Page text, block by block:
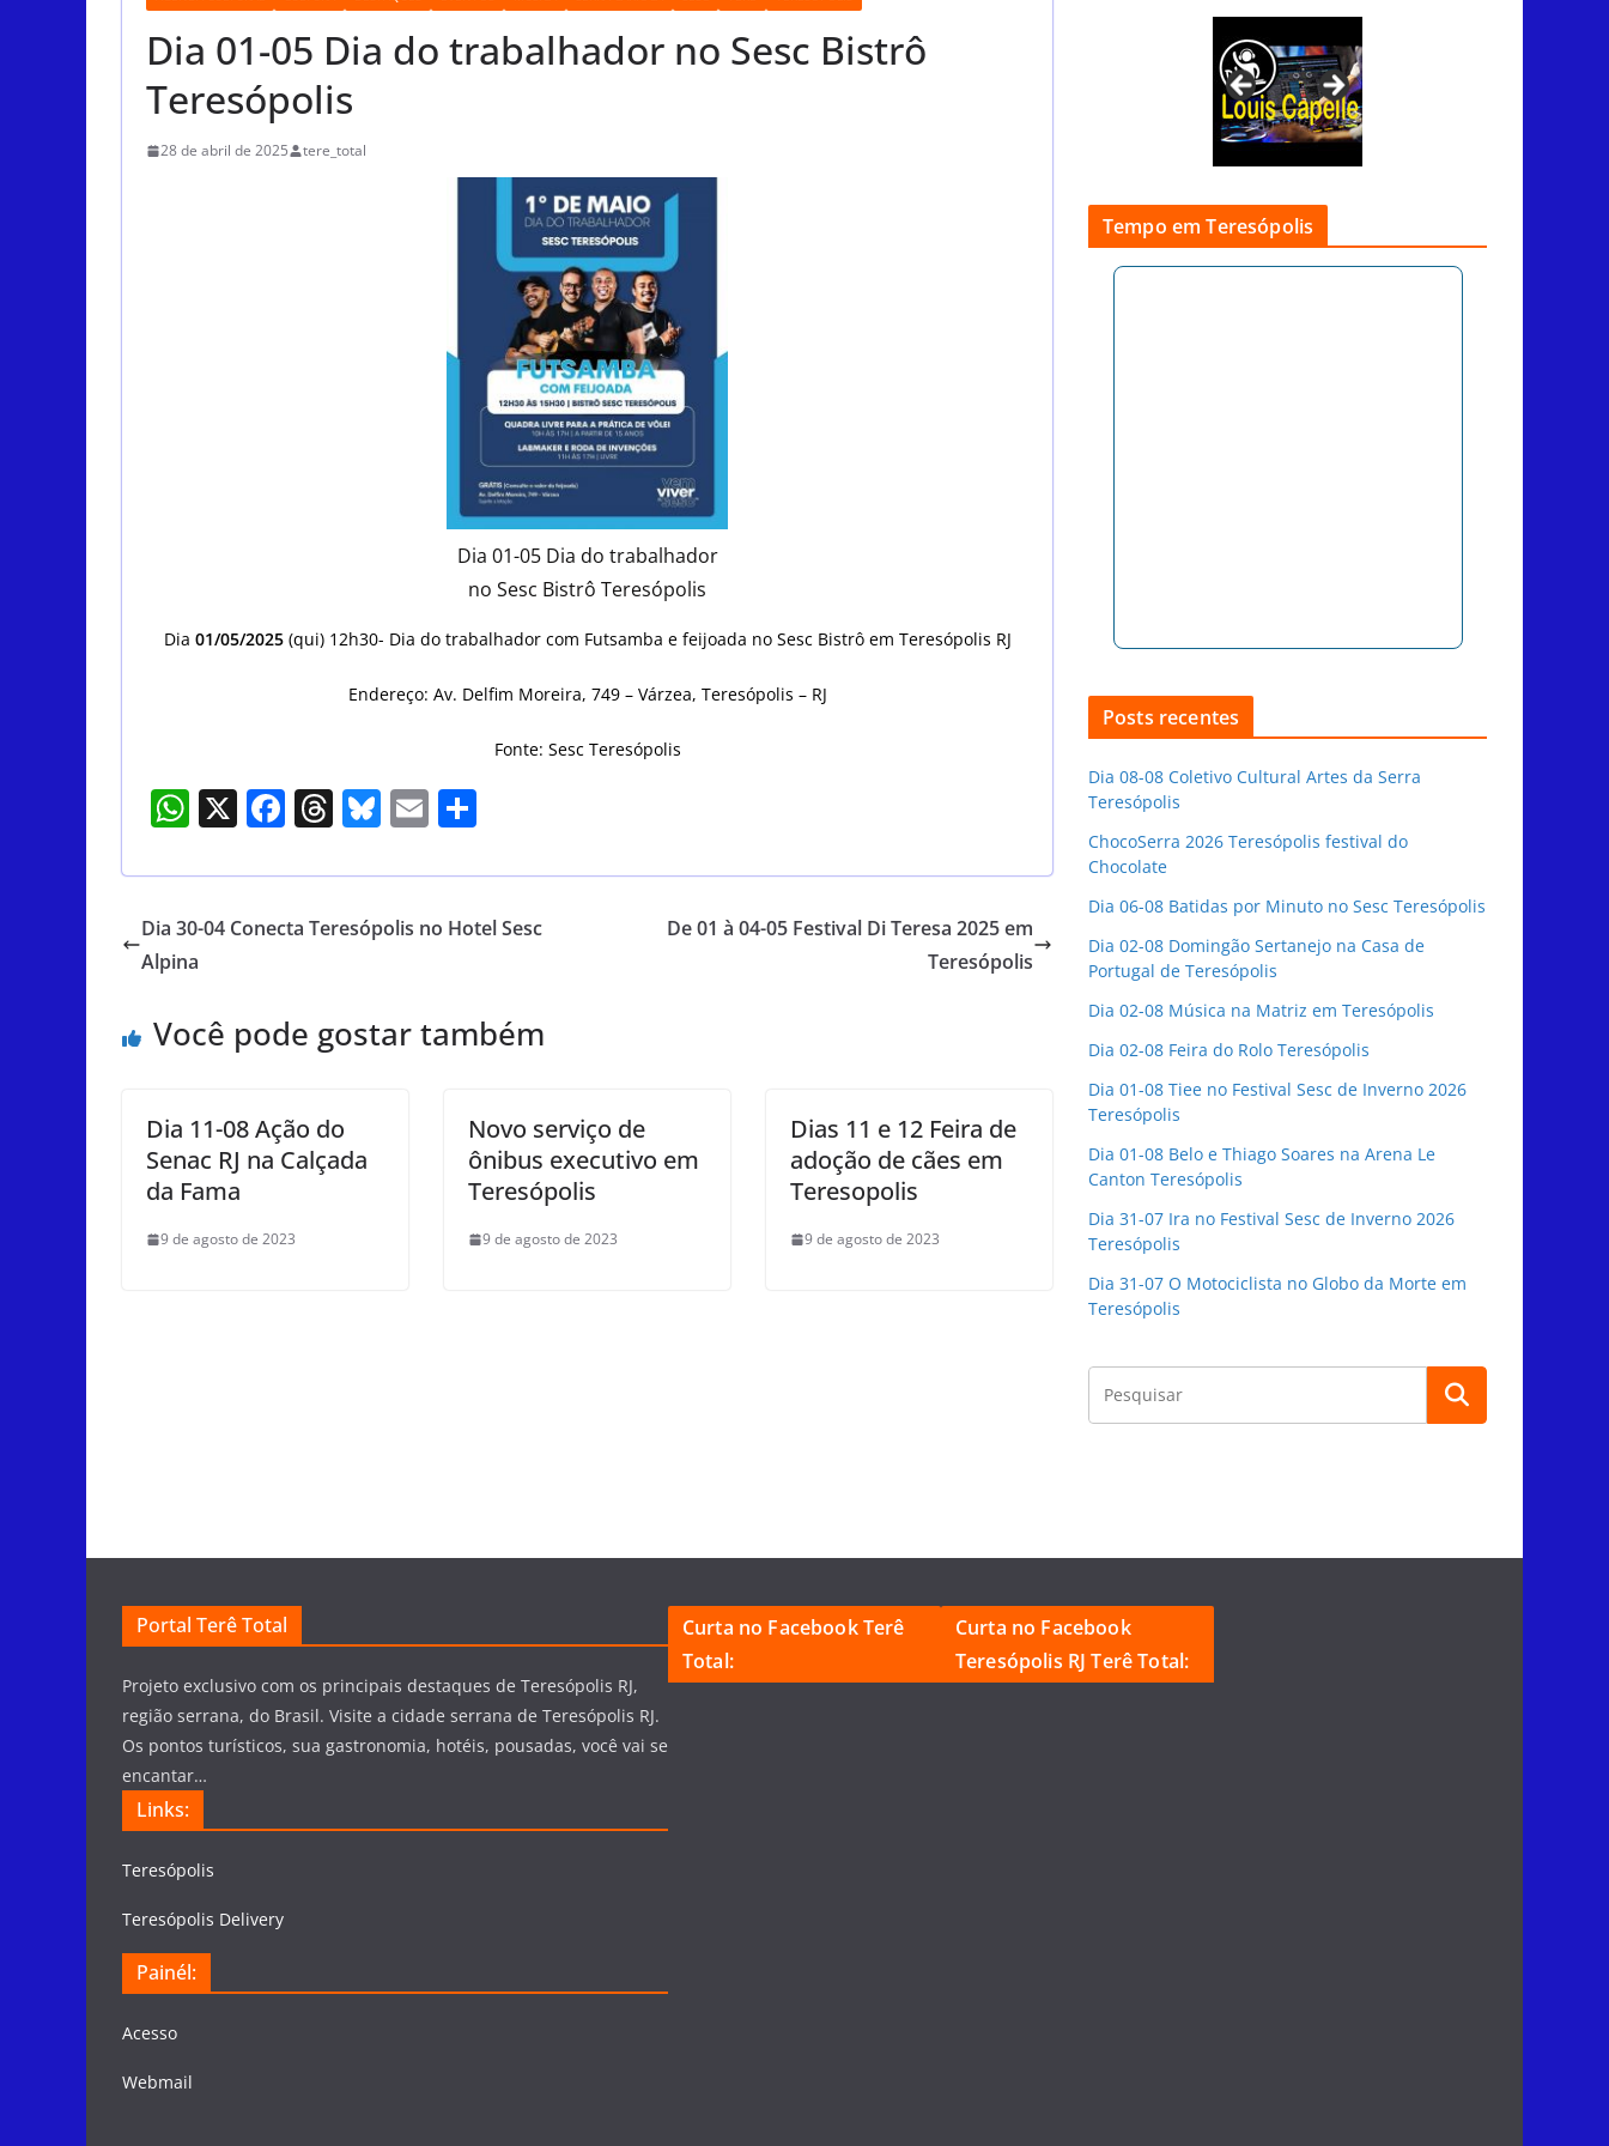
Dia 01-05 Dia do trabalhador no Sesc Bistrô
Teresópolis
28 de abril de 2025 tere_total
Dia 01-05 Dia do trabalhador
no Sesc Bistrô Teresópolis
Dia 01/05/2025(qui) 12h30- Dia do trabalhador com Futsamba e feijoada no Sesc Bistrô em Teresópolis RJ
Endereço: Av. Delfim Moreira, 749 – Várzea, Teresópolis – RJ
Fonte: Sesc Teresópolis
W
at
s
A
p
X F
c
e
o
T
re
a
Bl
e
sk
E
ai
l
ar
e
Dia 30-04 Conecta Teresópolis no Hotel Sesc
Alpina
De 01 à 04-05 Festival Di Teresa 2025 em
Teresópolis
Você pode gostar também
Dia 11-08 Ação do
Senac RJ na Calçada
da Fama
9 de agosto de 2023
Novo serviço de
ônibus executivo em
Teresópolis
9 de agosto de 2023
Dias 11 e 12 Feira de
adoção de cães em
Teresopolis
9 de agosto de 2023
Tempo em Teresópolis
Posts recentes
Dia 08-08 Coletivo Cultural Artes da Serra
Teresópolis
ChocoSerra 2026 Teresópolis festival do
Chocolate
Dia 06-08 Batidas por Minuto no Sesc Teresópolis
Dia 02-08 Domingão Sertanejo na Casa de
Portugal de Teresópolis
Dia 02-08 Música na Matriz em Teresópolis
Dia 02-08 Feira do Rolo Teresópolis
Dia 01-08 Tiee no Festival Sesc de Inverno 2026
Teresópolis
Dia 01-08 Belo e Thiago Soares na Arena Le
Canton Teresópolis
Dia 31-07 Ira no Festival Sesc de Inverno 2026
Teresópolis
Dia 31-07 O Motociclista no Globo da Morte em
Teresópolis
Portal Terê Total
Projeto exclusivo com os principais destaques de Teresópolis RJ,
região serrana, do Brasil. Visite a cidade serrana de Teresópolis RJ.
Os pontos turísticos, sua gastronomia, hotéis, pousadas, você vai se
encantar…
Links:
Teresópolis
Teresópolis Delivery
Painél:
Acesso
Webmail
Curta no Facebook Terê
Total:
Curta no Facebook
Teresópolis RJ Terê Total: